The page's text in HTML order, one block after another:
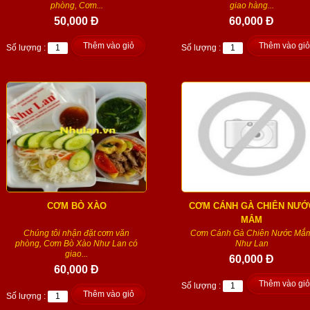
phòng, Cơm...
50,000 Đ
Số lượng : Thêm vào giỏ
giao hàng...
60,000 Đ
Số lượng : Thêm vào giỏ
CƠM BÒ XÀO
Chúng tôi nhận đặt cơm văn
phòng, Cơm Bò Xào Như Lan có
giao...
60,000 Đ
Số lượng : Thêm vào giỏ
CƠM CÁNH GÀ CHIÊN
MẮM
Cơm Cánh Gà Chiên Nước
Như Lan
60,000 Đ
Số lượng : Thêm vào giỏ